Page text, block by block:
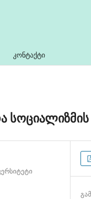
კონტაქტი
სოციალიზმის